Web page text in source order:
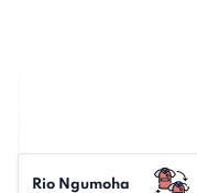
Rio Ngumoha